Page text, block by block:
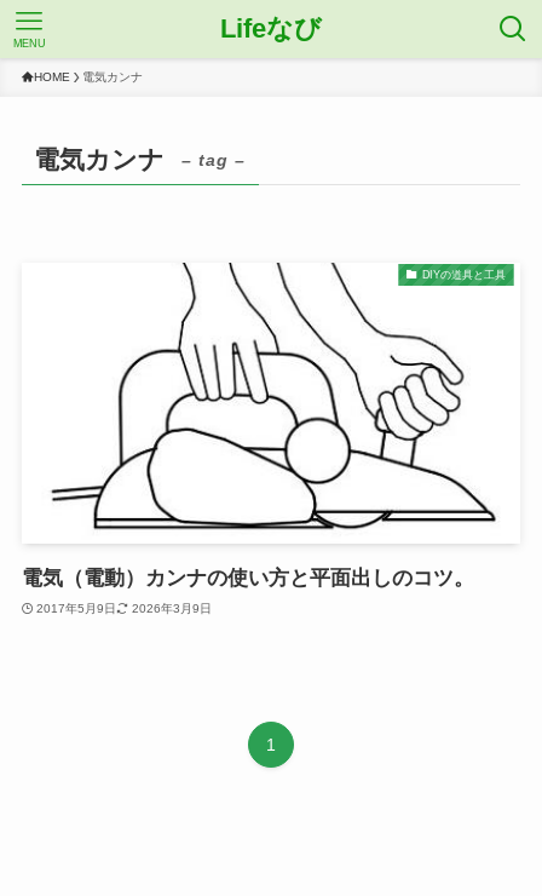
Lifeなび
MENU
HOME 電気カンナ
電気カンナ – tag –
DIYの道具と工具
電気（電動）カンナの使い方と平面出しのコツ。
2017年5月9日 2026年3月9日
1